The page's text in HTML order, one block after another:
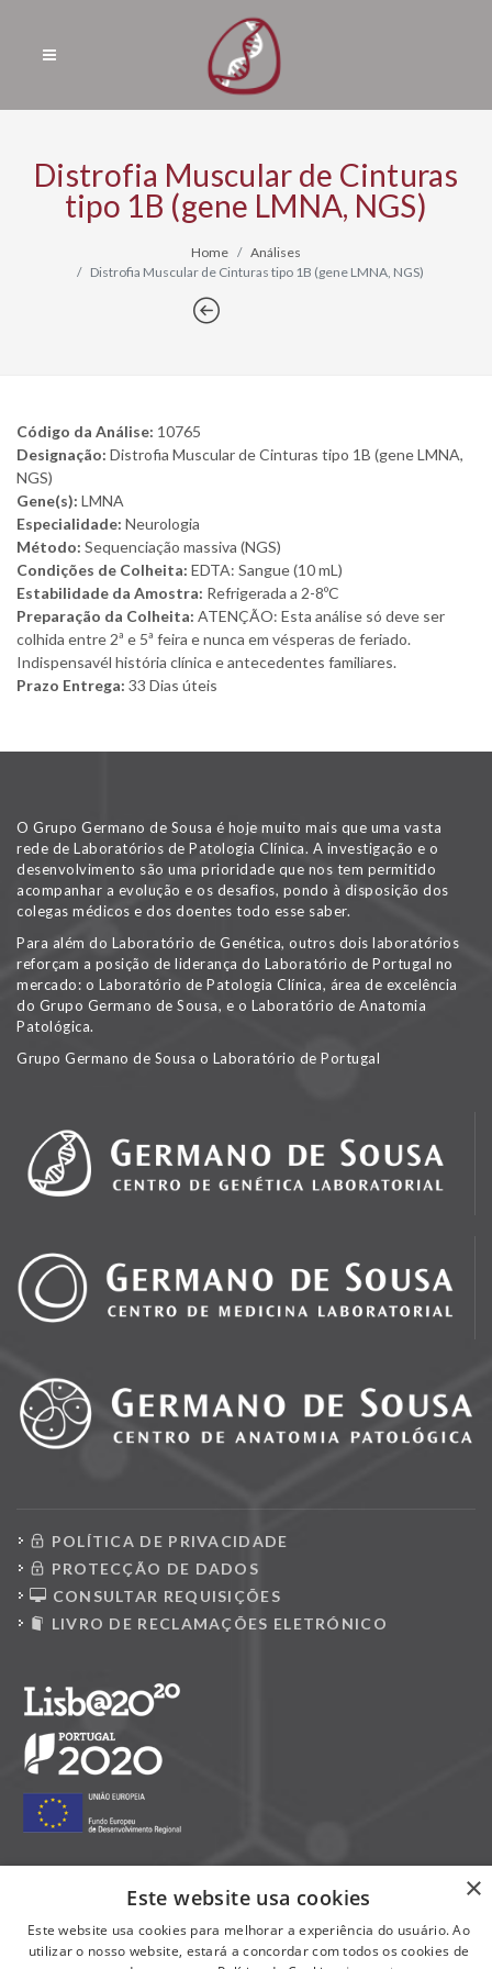
Distrofia Muscular de Cinturas
tipo 1B (gene LMNA, NGS)
Home
Análises
Distrofia Muscular de Cinturas tipo 1B (gene LMNA, NGS)
Código da Análise: 10765
Designação: Distrofia Muscular de Cinturas tipo 1B (gene LMNA,
NGS)
Gene(s): LMNA
Especialidade: Neurologia
Método: Sequenciação massiva (NGS)
Condições de Colheita: EDTA: Sangue (10 mL)
Estabilidade da Amostra: Refrigerada a 2-8ºC
Preparação da Colheita: ATENÇÃO: Esta análise só deve ser
colhida entre 2ª e 5ª feira e nunca em vésperas de feriado.
Indispensavél história clínica e antecedentes familiares.
Prazo Entrega: 33 Dias úteis
O Grupo Germano de Sousa é hoje muito mais que uma vasta
rede de Laboratórios de Patologia Clínica. A investigação e o
desenvolvimento são uma prioridade que nos tem permitido
acompanhar a evolução e os desafios, pondo à disposição dos
colegas médicos e dos doentes todo esse saber.
Para além do Laboratório de Genética, outros dois laboratórios
reforçam a posição de liderança do Laboratório de Portugal no
mercado: o Laboratório de Patologia Clínica, área de excelência
do Grupo Germano de Sousa, e o Laboratório de Anatomia
Patológica.
Grupo Germano de Sousa o Laboratório de Portugal
POLÍTICA DE PRIVACIDADE
PROTECÇÃO DE DADOS
CONSULTAR REQUISIÇÕES
LIVRO DE RECLAMAÇÕES ELETRÓNICO
×
Este website usa cookies
Este website usa cookies para melhorar a experiência do usuário. Ao
utilizar o nosso website, estará a concordar com todos os cookies de